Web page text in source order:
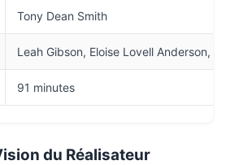
Tony Dean Smith
Leah Gibson, Eloise Lovell Anderson,
91 minutes
du Réalisateur